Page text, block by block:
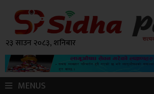
२३ साउन २०८३, शनिबार
MENUS